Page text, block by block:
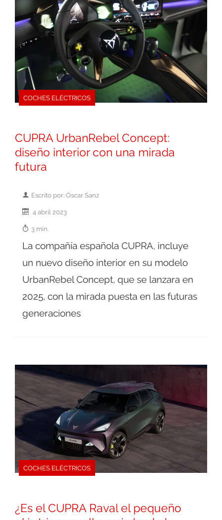
COCHES ELÉCTRICOS
CUPRA UrbanRebel Concept:
diseño interior con una mirada
futura
Escrito por: Óscar Sanz
4 abril 2023
3 min.
La compañía española CUPRA, incluye
un nuevo diseño interior en su modelo
UrbanRebel Concept, que se lanzara en
2025, con la mirada puesta en las futuras
generaciones
COCHES ELÉCTRICOS
¿Es el CUPRA Raval el pequeño